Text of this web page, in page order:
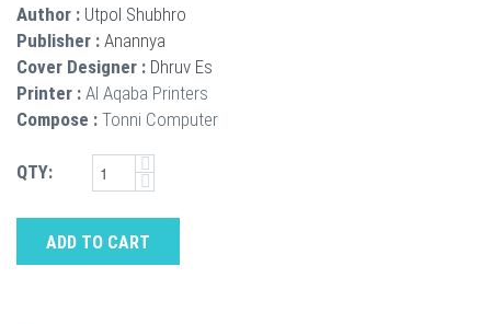
Author : Utpol Shubhro
Publisher : Anannya
Cover Designer : Dhruv Es
Printer : Al Aqaba Printers
Compose : Tonni Computer
QTY:
ADD TO CART